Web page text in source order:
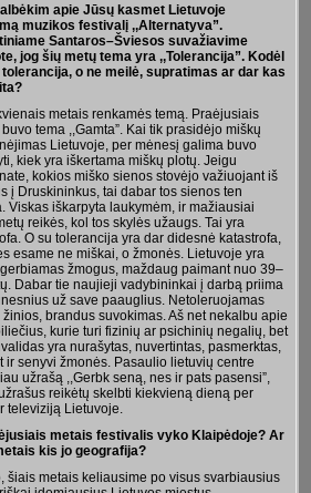
apie Jūsų kasmet Lietuvoje
muzikos festivalį ,,Alternatyva”.
Santaros–Šviesos suvažiavime
jog šių metų tema yra ,,Tolerancija”. Kodėl
tolerancija, o ne meilė, supratimas ar dar kas
metais renkamės temą. Praėjusiais
tema ,,Gamta”. Kai tik prasidėjo miškų
Lietuvoje, per mėnesį galima buvo
kiek yra iškertama miškų plotų. Jeigu
kokios miško sienos stovėjo važiuojant iš
į Druskininkus, tai dabar tos sienos ten
Viskas iškarpyta laukymėm, ir mažiausiai
reikės, kol tos skylės užaugs. Tai yra
O su tolerancija yra dar didesnė katastrofa,
esame ne miškai, o žmonės. Lietuvoje yra
žmogus, maždaug paimant nuo 39–
Dabar tie naujieji vadybininkai į darbą priima
už save paauglius. Netoleruojamas
žinios, brandus suvokimas. Aš net nekalbu apie
kurie turi fizinių ar psichinių negalių, bet
yra nurašytas, nuvertintas, pasmerktas,
ir senyvi žmonės. Pasaulio lietuvių centre
užrašą ,,Gerbk seną, nes ir pats pasensi”,
reikėtų skelbti kiekvieną dieną per
televiziją Lietuvoje.
metais festivalis vyko Klaipėdoje? Ar
kis jo geografija?
šiais metais keliausime po visus svarbiausius